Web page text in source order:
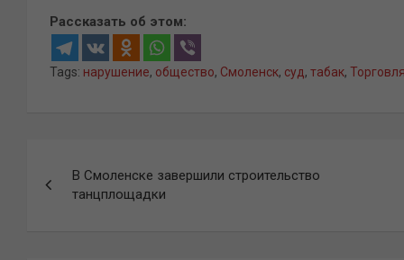
Рассказать об этом:
Tags: нарушение, общество, Смоленск, суд, табак,
по
В Смоленске завершили строительство
танцплощадки